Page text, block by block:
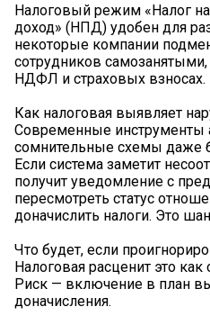
Налоговый режим «Налог
доход» (НПД) удобен для
некоторые компании
сотрудников
НДФЛ и страховых взносах.
Как налоговая выявляет
Современные инструменты
сомнительные схемы даже
Если система заметит
получит уведомление с
пересмотреть статус
доначислить налоги. Это
Что будет, если
Налоговая расценит это
Риск — включение в план
доначисления.